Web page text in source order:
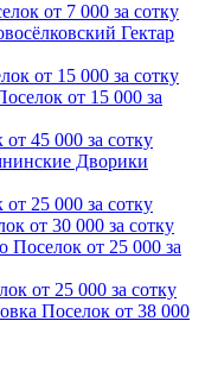
от 7 000 за сотку
Гектар
от 15 000 за сотку
от 15 000 за
от 45 000 за сотку
Дворики
от 25 000 за сотку
от 30 000 за сотку
Поселок от 25 000 за
от 25 000 за сотку
Поселок от 38 000